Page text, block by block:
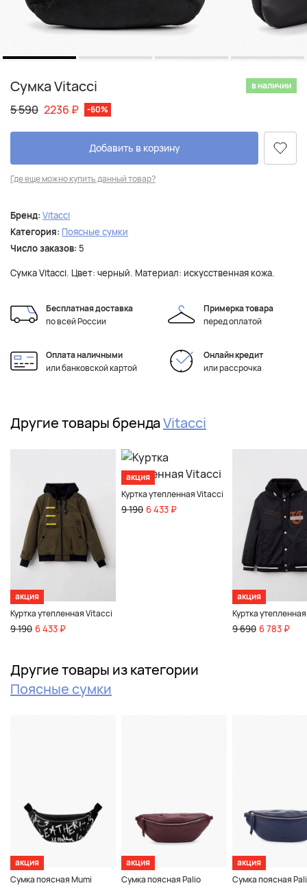
Сумка Vitacci в наличии
5 590 2236 ₽ -60%
Добавить в корзину
Где еще можно купить данный товар?
Бренд: Vitacci
Категория: Поясные сумки
Число заказов: 5
Сумка Vitacci. Цвет: черный. Материал: искусственная кожа.
Бесплатная доставка
по всей России
Примерка товара
перед оплатой
Оплата наличными
или банковской картой
Онлайн кредит
или рассрочка
Другие товары брендаVitacci
акция
Куртка утепленная Vitacci
9 190 6 433 ₽
акция
Куртка утепленная Vitacci
9 190 6 433 ₽
акция
Куртка
9 690 6 783 ₽
Другие товары из категории
Поясные сумки
акция
Сумка поясная Mumi
акция
Сумка поясная Palio
акция
Сумка поясная